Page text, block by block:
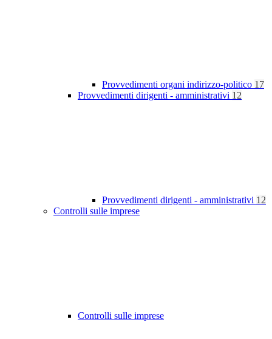
Provvedimenti organi indirizzo-politico 17
Provvedimenti dirigenti - amministrativi 12
Provvedimenti dirigenti - amministrativi 12
Controlli sulle imprese
Controlli sulle imprese